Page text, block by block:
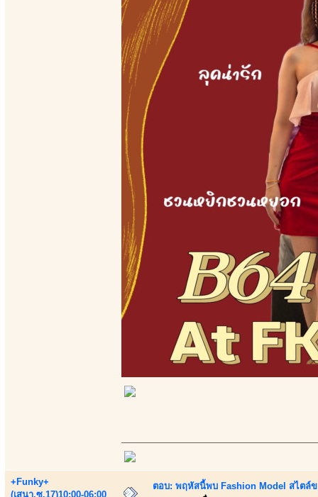
+Funky+
(เสนา.ซ.17)10:00-06:00
ตอบ: พฤหัสนี้พบ Fashion Model สไตล์ข